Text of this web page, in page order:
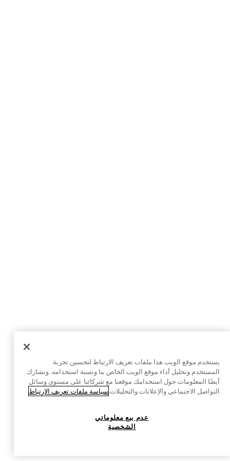
يستخدم موقع الويب هذا ملفات تعريف الارتباط لتحسين تجربة
المستخدم وتحليل أداء موقع الويب الخاص بنا ونسبة استخدامه. ونشارك
أيضًا المعلومات حول استخدامك موقعنا مع شركائنا على مستوى وسائل
التواصل الاجتماعي والإعلانات والتحليلات.سياسة ملفات تعريف الارتباط
عدم بيع معلوماتي
الشخصية